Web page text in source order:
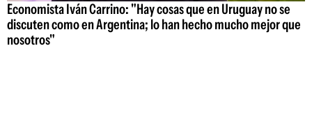
Economista Iván Carrino: "Hay cosas que en Uruguay no se
discuten como en Argentina; lo han hecho mucho mejor que
nosotros"